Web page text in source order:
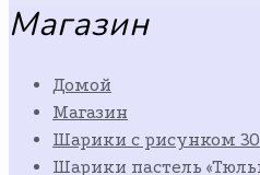
Магазин
Домой
Магазин
Шарики с рисунком
Шарики пастель